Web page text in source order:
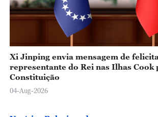
Xi Jinping envia mensagem de
representante do Rei nas Ilhas Cook
Constituição
04-Aug-2026